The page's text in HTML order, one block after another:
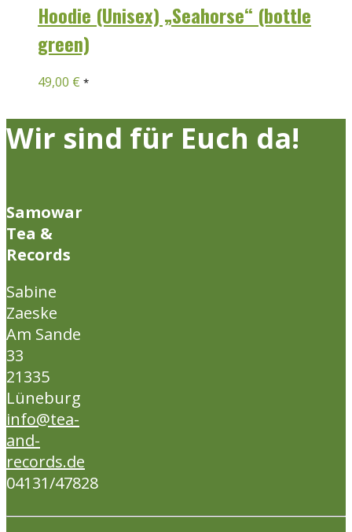
Hoodie (Unisex) „Seahorse“ (bottle
green)
49,00 € *
Wir sind für Euch da!
Samowar
Tea &
Records
Sabine
Zaeske
Am Sande
33
21335
Lüneburg
info@tea-
and-
records.de
04131/47828